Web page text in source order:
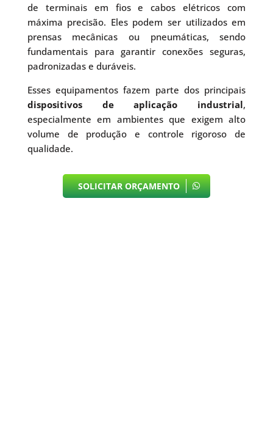
de terminais em fios e cabos elétricos com
máxima precisão. Eles podem ser utilizados em
prensas mecânicas ou pneumáticas, sendo
fundamentais para garantir conexões seguras,
padronizadas e duráveis.
Esses equipamentos fazem parte dos principais
dispositivos de aplicação industrial,
especialmente em ambientes que exigem alto
volume de produção e controle rigoroso de
qualidade.
SOLICITAR ORÇAMENTO